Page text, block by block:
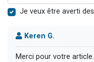
Je veux être averti
Keren G.
Merci pour votre